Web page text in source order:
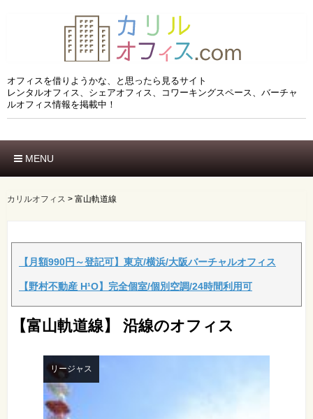
オフィスを借りようかな、と思ったら見るサイト
レンタルオフィス、シェアオフィス、コワーキングスペース、バーチャ
ルオフィス情報を掲載中！
MENU
特徴でさがす
カリルオフィス > 富山軌道線
【月額990円～登記可】東京/横浜/大阪バーチャルオフィス
【野村不動産 H¹O】完全個室/個別空調/24時間利用可
【富山軌道線】 沿線のオフィス
リージャス